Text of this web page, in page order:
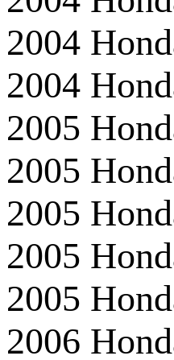
2004
2004
2005
2005
2005
2005
2005
2006